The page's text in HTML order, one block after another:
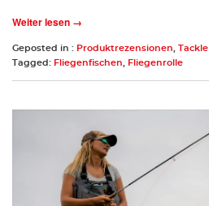
Weiter lesen →
Geposted in : Produktrezensionen
Tackle
Tagged: Fliegenfischen Fliegenrolle